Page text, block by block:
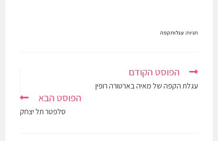
תגיות: עגלות קפה
הפוסט הקודם
עגלת הקפה של מאיה בארטורה רופין
הפוסט הבא
סלפטר תל יצחק